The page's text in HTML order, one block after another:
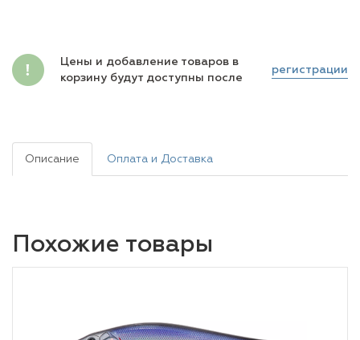
Цены и добавление товаров в
корзину будут доступны после
регистрации
Описание Оплата и Доставка
Похожие товары